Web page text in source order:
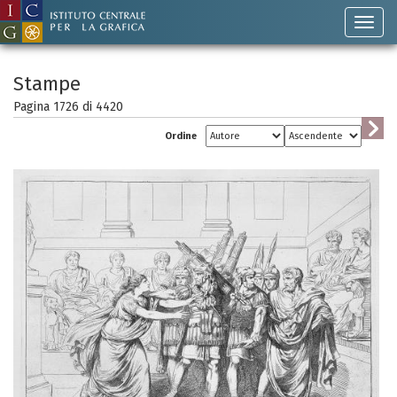
Stampe
Pagina 1726 di 4420
Ordine